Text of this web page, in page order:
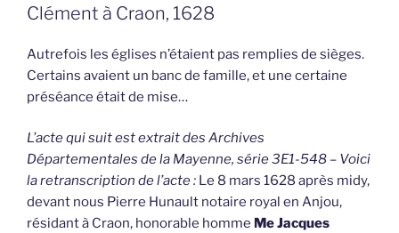
Clément à Craon, 1628
Autrefois les églises n’étaient pas remplies de sièges.
Certains avaient un banc de famille, et une certaine
préséance était de mise…
L’acte qui suit est extrait des Archives
Départementales de la Mayenne, série 3E1-548 – Voici
la retranscription de l’acte : Le 8 mars 1628 après midy,
devant nous Pierre Hunault notaire royal en Anjou,
résidant à Craon, honorable homme Me Jacques